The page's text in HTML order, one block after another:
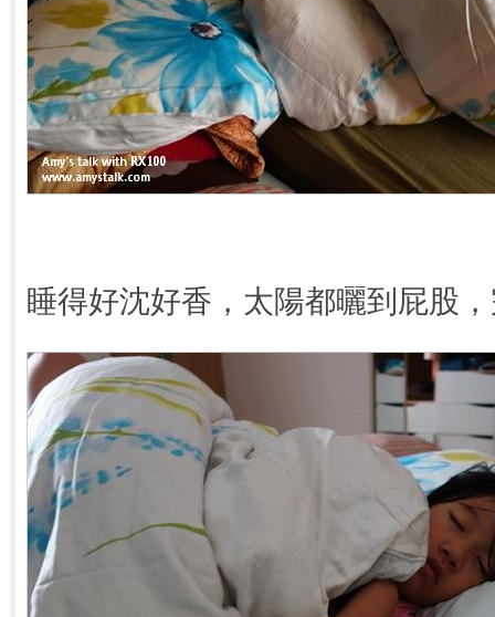
睡得好沈好香，太陽都曬到屁股